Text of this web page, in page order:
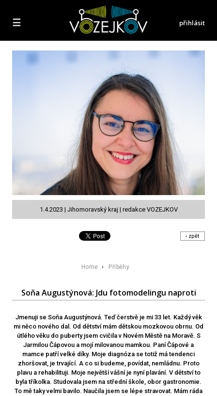
☰ přihlásit
1.4.2023 | Jihomoravský kraj | redakce VOZEJKOV
‹ zpět
Home › Příběhy
Soňa Augustýnová: Jdu fotomodelingu naproti
Jmenuji se Soňa Augustýnová. Teď čerstvě je mi 33 let. Každý věk
mi něco nového dal. Od dětství mám dětskou mozkovou obrnu. Od
útlého věku do puberty jsem cvičila v Novém Městě na Moravě. S
Jarmilou Čápovou a mojí milovanou mamkou. Paní Čápové a
mamce patří velké díky. Moje diagnóza se totiž má tendenci
zhoršovat, je trvající. A co si budeme, povídat, nemládnu. Proto
plavu a rehabilituji. Moje největší vášní je nyní plavání. V dětství to
byla tříkolka. Studovala jsem na střední škole, obor gastronomie.
To mě taky velmi bavilo. Naučila jsem se lépe stravovat. Mám ráda